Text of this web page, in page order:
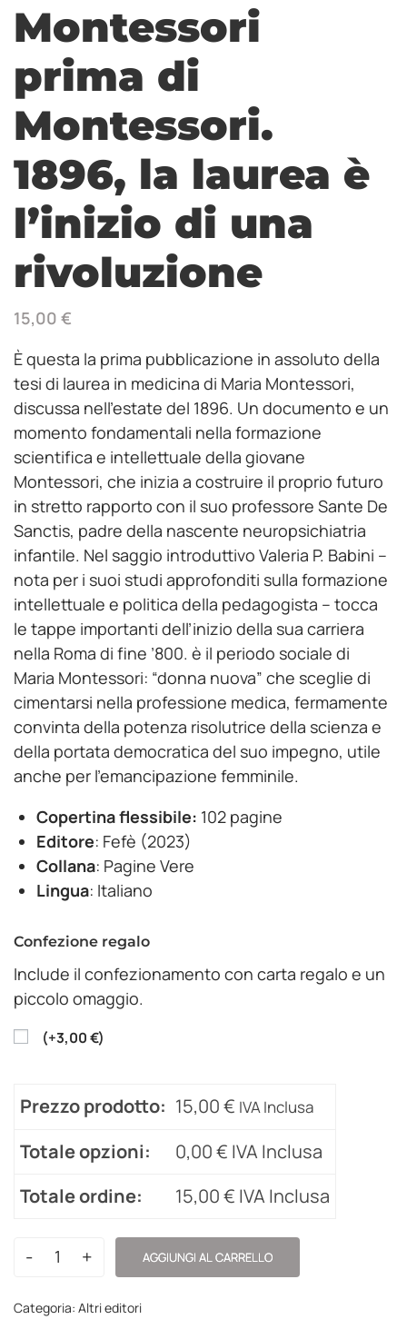
Montessori
prima di
Montessori.
1896, la laurea è
l’inizio di una
rivoluzione
15,00 €
È questa la prima pubblicazione in assoluto della
tesi di laurea in medicina di Maria Montessori,
discussa nell’estate del 1896. Un documento e un
momento fondamentali nella formazione
scientifica e intellettuale della giovane
Montessori, che inizia a costruire il proprio futuro
in stretto rapporto con il suo professore Sante De
Sanctis, padre della nascente neuropsichiatria
infantile. Nel saggio introduttivo Valeria P. Babini –
nota per i suoi studi approfonditi sulla formazione
intellettuale e politica della pedagogista – tocca
le tappe importanti dell’inizio della sua carriera
nella Roma di fine ’800. è il periodo sociale di
Maria Montessori: “donna nuova” che sceglie di
cimentarsi nella professione medica, fermamente
convinta della potenza risolutrice della scienza e
della portata democratica del suo impegno, utile
anche per l’emancipazione femminile.
Copertina flessibile: 102 pagine
Editore: Fefè (2023)
Collana: Pagine Vere
Lingua: Italiano
Confezione regalo
Include il confezionamento con carta regalo e un
piccolo omaggio.
(+3,00€)
Prezzo prodotto: 15,00€ IVA Inclusa
Totale opzioni: 0,00€ IVA Inclusa
Totale ordine:
15,00€ IVA Inclusa
- + AGGIUNGI AL CARRELLO
Categoria: Altri editori